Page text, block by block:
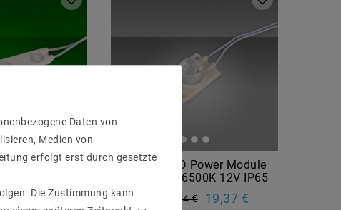
Module
12V IP65
15,16 €
20x 1er LED Power Module
SL01 1.5W 6500K 12V IP65
UVP 24,34 € 19,37 €
Daten von
Medien von
erfolgt erst durch gesetzte
Die Zustimmung kann